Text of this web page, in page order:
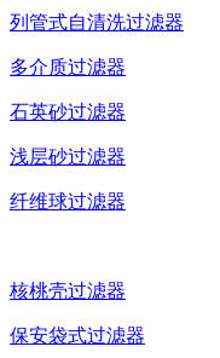
列管式自清洗过滤器
多介质过滤器
石英砂过滤器
浅层砂过滤器
纤维球过滤器
核桃壳过滤器
保安袋式过滤器